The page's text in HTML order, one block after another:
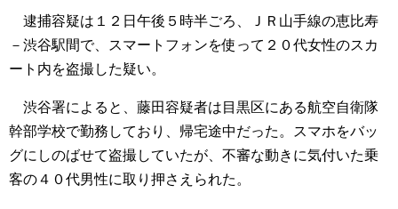
逮捕容疑は１２日午後５時半ごろ、ＪＲ山手線の恵比寿
－渋谷駅間で、スマートフォンを使って２０代女性のスカ
ート内を盗撮した疑い。
渋谷署によると、藤田容疑者は目黒区にある航空自衛隊
幹部学校で勤務しており、帰宅途中だった。スマホをバッ
グにしのばせて盗撮していたが、不審な動きに気付いた乗
客の４０代男性に取り押さえられた。